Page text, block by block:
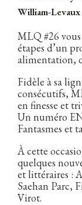
William-Levaux
MLQ #26
étapes d’un
alimentation,
Fidèle à sa
consécutifs,
en finesse et
Un numéro
Fantasmes et
À cette
quelques
et littéraires :
Saehan Parc,
Virot.